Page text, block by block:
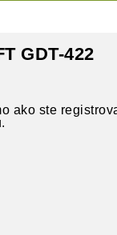
GDT-422
ako ste